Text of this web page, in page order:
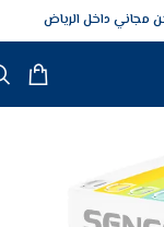
مجاني داخل الرياض